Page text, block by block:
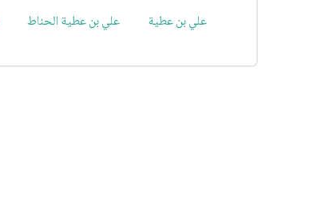
علي بن عطية علي بن عطية الحناط